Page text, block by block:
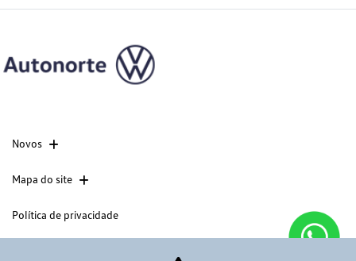
Novos
Mapa do site
Política de privacidade